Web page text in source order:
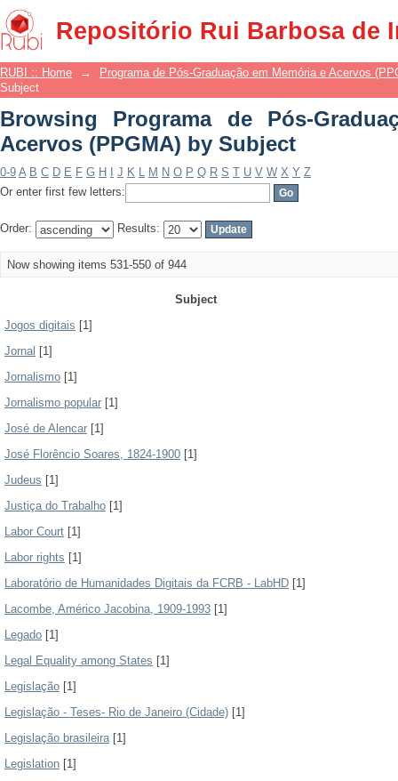
Repositório Rui Barbosa de
Browsing Programa de Pós-
Subject
RUBI :: Home →
Programa de Pós-Graduação em Memória e Acervos
Subject
Browsing Programa de Pós-
Acervos (PPGMA) by Subject
0-9 A B C D E F G H J K L M N O P Q R S T U V W X Y Z
Or enter first few letters:
Order: Results:
Now showing items 531-550 of 944
Subject
Jogos digitais [1]
Jornal [1]
Jornalismo [1]
Jornalismo popular [1]
José de Alencar [1]
José Florêncio Soares, 1824-1900 [1]
Judeus [1]
Justiça do Trabalho [1]
Labor Court [1]
Labor rights [1]
Laboratório de Humanidades Digitais da FCRB - LabHD [1]
Lacombe, Américo Jacobina, 1909-1993 [1]
Legado [1]
Legal Equality among States [1]
Legislação [1]
Legislação - Teses- Rio de Janeiro (Cidade) [1]
Legislação brasileira[1]
Legislation [1]